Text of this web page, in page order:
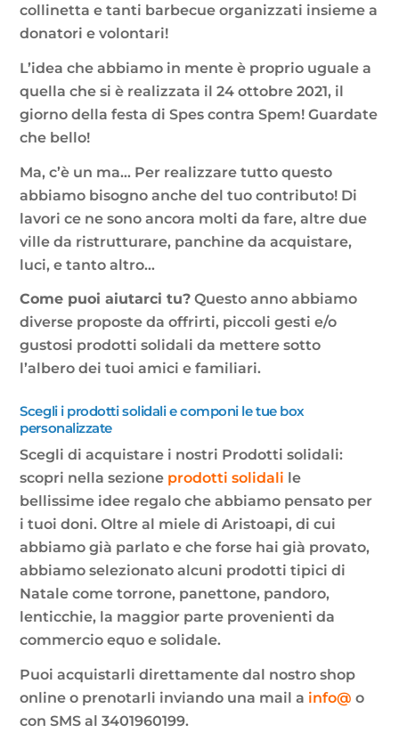
collinetta e tanti barbecue organizzati insieme a
donatori e volontari!
L’idea che abbiamo in mente è proprio uguale a
quella che si è realizzata il 24 ottobre 2021, il
giorno della festa di Spes contra Spem! Guardate
che bello!
Ma, c’è un ma… Per realizzare tutto questo
abbiamo bisogno anche del tuo contributo! Di
lavori ce ne sono ancora molti da fare, altre due
ville da ristrutturare, panchine da acquistare,
luci, e tanto altro…
Come puoi aiutarci tu? Questo anno abbiamo
diverse proposte da offrirti, piccoli gesti e/o
gustosi prodotti solidali da mettere sotto
l’albero dei tuoi amici e familiari.
Scegli i prodotti solidali e componi le tue box
personalizzate
Scegli di acquistare i nostri Prodotti solidali:
scopri nella sezione prodotti solidali le
bellissime idee regalo che abbiamo pensato per
i tuoi doni. Oltre al miele di Aristoapi, di cui
abbiamo già parlato e che forse hai già provato,
abbiamo selezionato alcuni prodotti tipici di
Natale come torrone, panettone, pandoro,
lenticchie, la maggior parte provenienti da
commercio equo e solidale.
Puoi acquistarli direttamente dal nostro shop
online o prenotarli inviando una mail a info@ o
con SMS al 3401960199.